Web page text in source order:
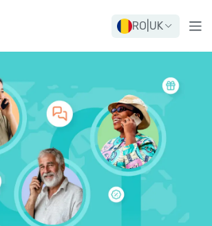
RO UK